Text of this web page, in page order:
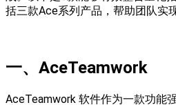
括三款Ace系列产品，帮助团队实
一、 AceTeamwork
AceTeamwork 软件作为一款功能